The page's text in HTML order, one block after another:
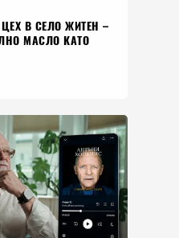
В СЕЛО ЖИТЕН –
МАСЛО КАТО